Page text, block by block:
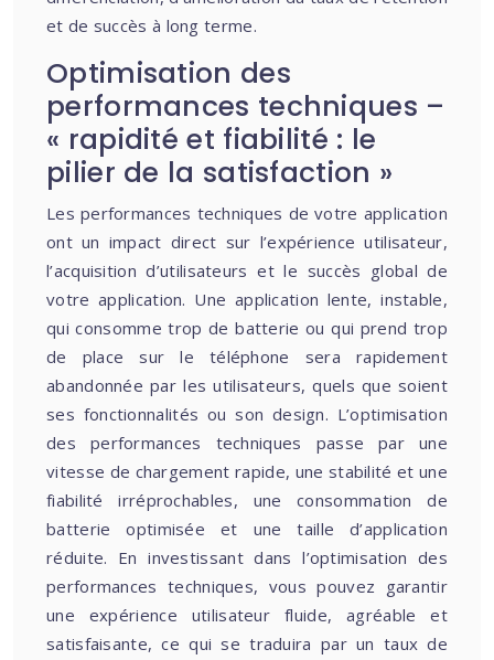
et de succès à long terme.
Optimisation des
performances techniques –
« rapidité et fiabilité : le
pilier de la satisfaction »
Les performances techniques de votre application
ont un impact direct sur l’expérience utilisateur,
l’acquisition d’utilisateurs et le succès global de
votre application. Une application lente, instable,
qui consomme trop de batterie ou qui prend trop
de place sur le téléphone sera rapidement
abandonnée par les utilisateurs, quels que soient
ses fonctionnalités ou son design. L’optimisation
des performances techniques passe par une
vitesse de chargement rapide, une stabilité et une
fiabilité irréprochables, une consommation de
batterie optimisée et une taille d’application
réduite. En investissant dans l’optimisation des
performances techniques, vous pouvez garantir
une expérience utilisateur fluide, agréable et
satisfaisante, ce qui se traduira par un taux de